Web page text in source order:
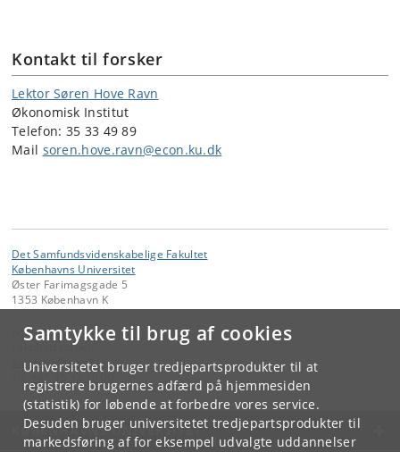
Samtykke til brug af cookies
Universitetet bruger tredjepartsprodukter til at
registrere brugernes adfærd på hjemmesiden
(statistik) for løbende at forbedre vores service.
Desuden bruger universitetet tredjepartsprodukter til
markedsføring af for eksempel udvalgte uddannelser
Kontakt til forsker
Lektor Søren Hove Ravn
Økonomisk Institut
Telefon: 35 33 49 89
Mail soren.hove.ravn@econ.ku.dk
Det Samfundsvidenskabelige Fakultet
Københavns Universitet
Øster Farimagsgade 5
1353 København K
Kontakt:
Fakultetsstaben
samf-fak @samf.ku.dk
KØBENHAVNS UNIVERSITET